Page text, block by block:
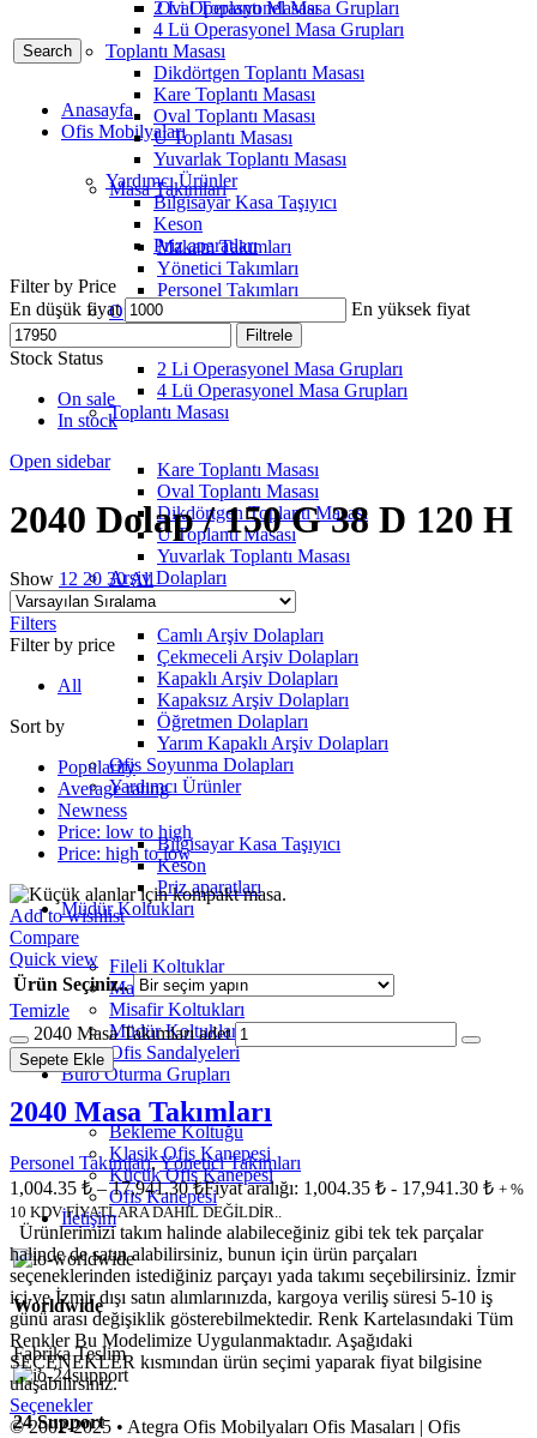
Oval Toplantı Masası
Search
Anasayfa
Ofis Mobilyaları
Masa Takımları
Makam Takımları
Yönetici Takımları
Personel Takımları
Operasyonel Masa Grupları
2 Li Operasyonel Masa Grupları
4 Lü Operasyonel Masa Grupları
Toplantı Masası
Kare Toplantı Masası
Oval Toplantı Masası
Dikdörtgen Toplantı Masası
U Toplantı Masası
Yuvarlak Toplantı Masası
Arşiv Dolapları
Camlı Arşiv Dolapları
Çekmeceli Arşiv Dolapları
Kapaklı Arşiv Dolapları
Kapaksız Arşiv Dolapları
Öğretmen Dolapları
Yarım Kapaklı Arşiv Dolapları
Ofis Soyunma Dolapları
Yardımcı Ürünler
Bilgisayar Kasa Taşıyıcı
Keson
Priz aparatları
Müdür Koltukları
Fileli Koltuklar
Makam Koltukları
Misafir Koltukları
Müdür Koltukları
Ofis Sandalyeleri
Büro Oturma Grupları
Bekleme Koltuğu
Klasik Ofis Kanepesi
Küçük Ofis Kanepesi
Ofis Kanepesi
İletişim
Worldwide
Fabrika Teslim
24 Support
2 Li Operasyonel Masa Grupları
4 Lü Operasyonel Masa Grupları
Toplantı Masası
Dikdörtgen Toplantı Masası
Kare Toplantı Masası
Oval Toplantı Masası
U Toplantı Masası
Yuvarlak Toplantı Masası
Yardımcı Ürünler
Bilgisayar Kasa Taşıyıcı
Keson
Priz aparatları
Filter by Price
En düşük fiyat
En yüksek fiyat
Filtrele
Stock Status
On sale
In stock
Open sidebar
2040 Dolap / 150 G 38 D 120 H
Show 12 20 30All
Filters
Filter by price
All
Sort by
Popularity
Average rating
Newness
Price: low to high
Price: high to low
Add to wishlist
Compare
Quick view
Ürün Seçiniz..
Temizle
2040 Masa Takımları adet
Sepete Ekle
2040 Masa Takımları
Personel Takımları,Yönetici Takımları
1,004.35 ₺ –17,941.30₺Fiyat aralığı: 1,004.35 ₺ - 17,941.30 ₺ + %
10 KDV FİYATLARA DAHİL DEĞİLDİR..
Ürünlerimizi takım halinde alabileceğiniz gibi tek tek parçalar
halinde de satın alabilirsiniz, bunun için ürün parçaları
seçeneklerinden istediğiniz parçayı yada takımı seçebilirsiniz. İzmir
içi ve İzmir dışı satın alımlarınızda, kargoya veriliş süresi 5-10 iş
günü arası değişiklik gösterebilmektedir. Renk Kartelasındaki Tüm
Renkler Bu Modelimize Uygulanmaktadır. Aşağıdaki
SEÇENEKLER kısmından ürün seçimi yaparak fiyat bilgisine
ulaşabilirsiniz.
Seçenekler
© 2002-2025 • Ategra Ofis Mobilyaları Ofis Masaları | Ofis